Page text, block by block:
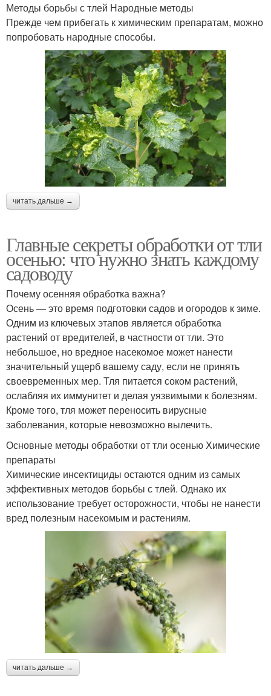
Методы борьбы с тлей Народные методы
Прежде чем прибегать к химическим препаратам, можно
попробовать народные способы.
читать дальше →
Главные секреты обработки от тли
осенью: что нужно знать каждому
садоводу
Почему осенняя обработка важна?
Осень — это время подготовки садов и огородов к зиме.
Одним из ключевых этапов является обработка
растений от вредителей, в частности от тли. Это
небольшое, но вредное насекомое может нанести
значительный ущерб вашему саду, если не принять
своевременных мер. Тля питается соком растений,
ослабляя их иммунитет и делая уязвимыми к болезням.
Кроме того, тля может переносить вирусные
заболевания, которые невозможно вылечить.
Основные методы обработки от тли осенью Химические
препараты
Химические инсектициды остаются одним из самых
эффективных методов борьбы с тлей. Однако их
использование требует осторожности, чтобы не нанести
вред полезным насекомым и растениям.
читать дальше →